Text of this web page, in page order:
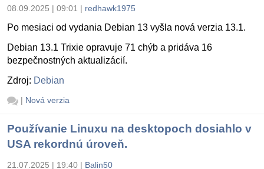
08.09.2025 | 09:01 | redhawk1975
Po mesiaci od vydania Debian 13 vyšla nová verzia 13.1.
Debian 13.1 Trixie opravuje 71 chýb a pridáva 16
bezpečnostných aktualizácií.
Zdroj: Debian
| Nová verzia
Používanie Linuxu na desktopoch dosiahlo v
USA rekordnú úroveň.
21.07.2025 | 19:40 | Balin50